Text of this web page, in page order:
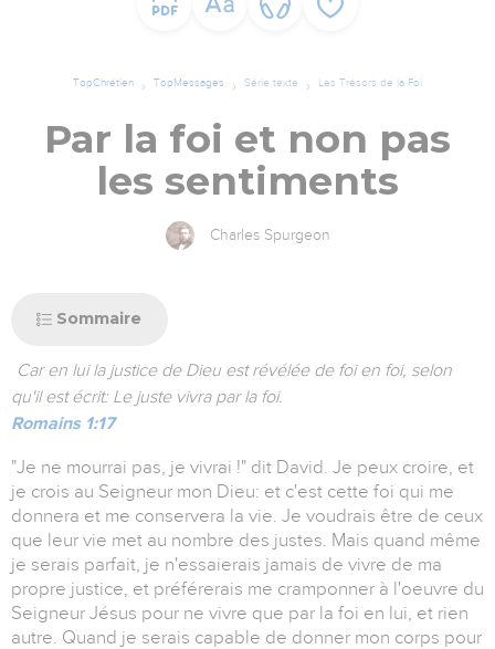
TopChrétien TopMessages Série texte Les Trésors de la Foi
Par la foi et non pas
les sentiments
Charles Spurgeon
Sommaire
Car en lui la justice de Dieu est révélée de foi en foi, selon
qu'il est écrit: Le juste vivra par la foi.
Romains 1:17
"Je ne mourrai pas, je vivrai !" dit David. Je peux croire, et
je crois au Seigneur mon Dieu: et c'est cette foi qui me
donnera et me conservera la vie. Je voudrais être de ceux
que leur vie met au nombre des justes. Mais quand même
je serais parfait, je n'essaierais jamais de vivre de ma
propre justice, et préférerais me cramponner à l'oeuvre du
Seigneur Jésus pour ne vivre que par la foi en lui, et rien
autre. Quand je serais capable de donner mon corps pour